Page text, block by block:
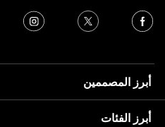
أبرز المصممين
أبرز الفئات